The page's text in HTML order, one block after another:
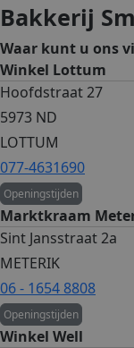
Bakkerij
Waar kunt u ons
Winkel Lottum
Hoofdstraat 27
5973 ND
LOTTUM
077-4631690
Openingstijden
Marktkraam
Sint Jansstraat 2a
METERIK
06 - 1654 8808
Openingstijden
Winkel Well